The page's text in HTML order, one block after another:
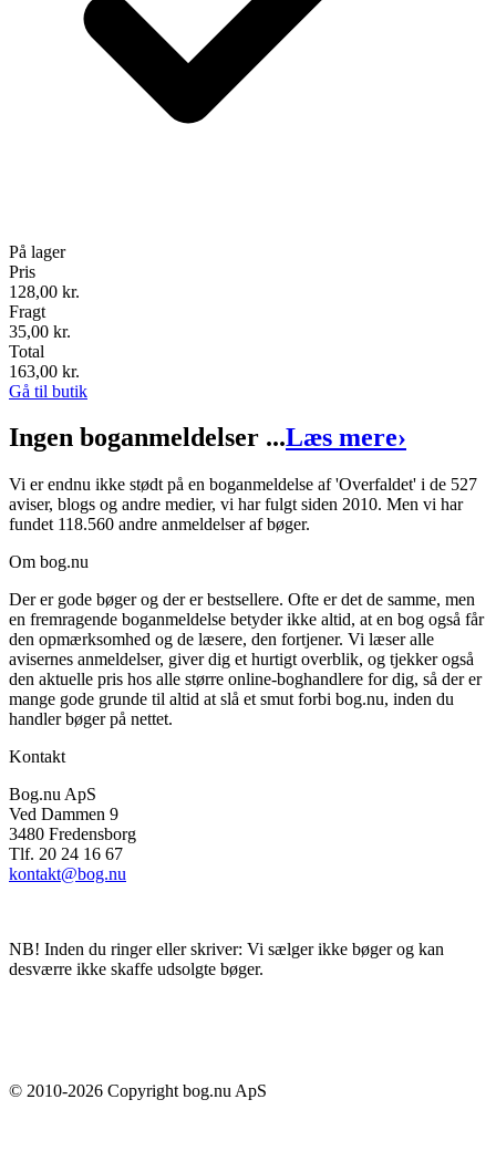
På lager
Pris
128,00 kr.
Fragt
35,00 kr.
Total
163,00 kr.
Gå til butik
Ingen boganmeldelser ...Læs mere›
Vi er endnu ikke stødt på en boganmeldelse af 'Overfaldet' i de 527
aviser, blogs og andre medier, vi har fulgt siden 2010. Men vi har
fundet 118.560 andre anmeldelser af bøger.
Om bog.nu
Der er gode bøger og der er bestsellere. Ofte er det de samme, men
en fremragende boganmeldelse betyder ikke altid, at en bog også får
den opmærksomhed og de læsere, den fortjener. Vi læser alle
avisernes anmeldelser, giver dig et hurtigt overblik, og tjekker også
den aktuelle pris hos alle større online-boghandlere for dig, så der er
mange gode grunde til altid at slå et smut forbi bog.nu, inden du
handler bøger på nettet.
Kontakt
Bog.nu ApS
Ved Dammen 9
3480 Fredensborg
Tlf. 20 24 16 67
kontakt@bog.nu
NB! Inden du ringer eller skriver: Vi sælger ikke bøger og kan
desværre ikke skaffe udsolgte bøger.
© 2010-2026 Copyright bog.nu ApS